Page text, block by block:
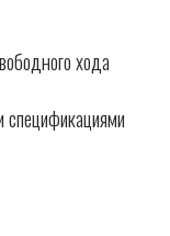
хода